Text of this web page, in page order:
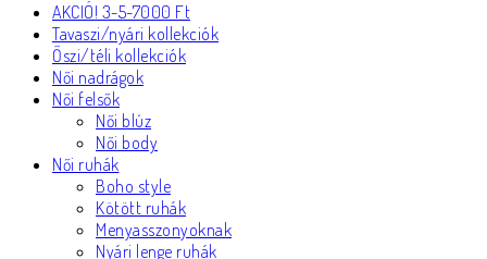
AKCIÓ! 3-5-7000 Ft
Tavaszi/nyári kollekciók
Őszi/téli kollekciók
Női nadrágok
Női felsők
Női blúz
Női body
Női ruhák
Boho style
Kötött ruhák
Menyasszonyoknak
Nyári lenge ruhák